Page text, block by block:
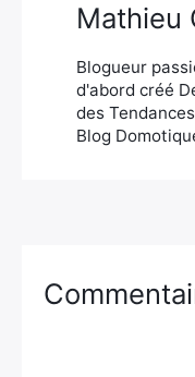
Mathieu
Blogueur
d'abord créé
des
Blog
Rechercher
: